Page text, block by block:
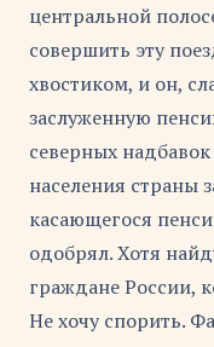
центральной
совершить эту
хвостиком, и он,
заслуженную
северных
населения страны
касающегося
одобрял. Хотя
граждане России,
Не хочу спорить.